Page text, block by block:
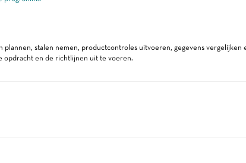
stalen nemen, productcontroles uitvoeren, gegevens vergelijken
opdracht en de richtlijnen uit te voeren.